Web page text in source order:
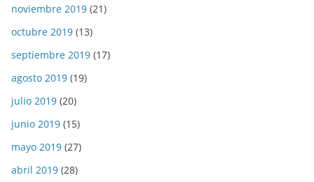
noviembre 2019 (21)
octubre 2019 (13)
septiembre 2019 (17)
agosto 2019 (19)
julio 2019 (20)
junio 2019 (15)
mayo 2019 (27)
abril 2019 (28)